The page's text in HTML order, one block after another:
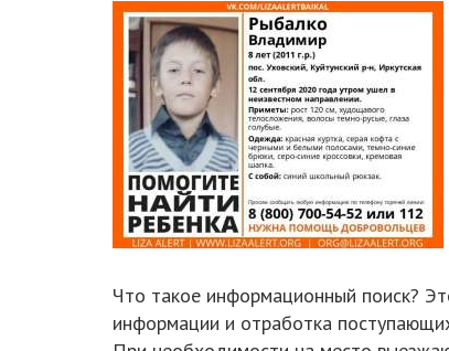
Что такое информационный поиск?
информации и отработка